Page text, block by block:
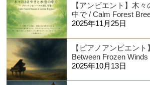
【アンビエント】木
中で / Calm Forest
2025年11月25日
【ピアノアンビエン
Between Frozen Winds
2025年10月13日